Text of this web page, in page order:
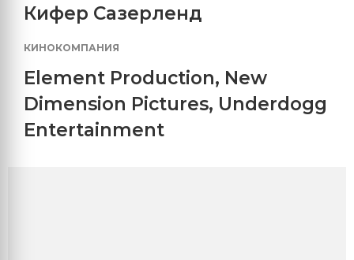
Кифер Сазерленд
КИНОКОМПАНИЯ
Element Production, New
Dimension Pictures, Underdogg
Entertainment